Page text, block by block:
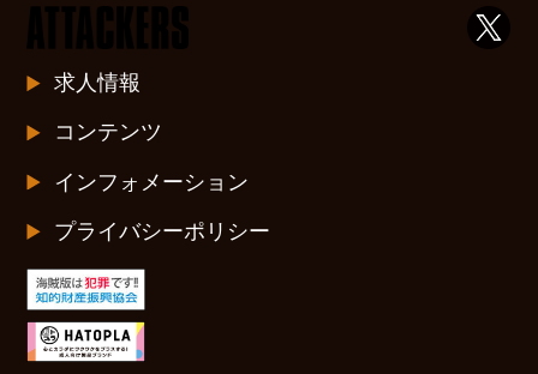
求人情報
コンテンツ
インフォメーション
プライバシーポリシー